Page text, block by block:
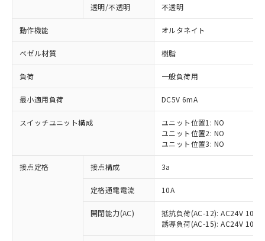
透明/不透明 不透明
動作機能 オルタネイト
ベゼル材質 樹脂
負荷 一般負荷用
最小適用負荷 DC5V 6mA
スイッチユニット構成
ユニット位置1: NO
ユニット位置2: NO
ユニット位置3: NO
接点定格 接点構成 3a
定格通電電流 10A
開閉能力(AC)
抵抗負荷(AC-12): AC24V 10A/
誘導負荷(AC-15): AC24V
※1 対応状況
対応済み：EU RoHS指令（10物質）の
非含有に対応した製品が提供可能な商品で
対応予定：EU RoHS指令（10物質）の非含